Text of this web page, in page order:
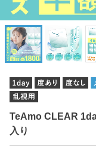
TeAmo CLEAR
入り